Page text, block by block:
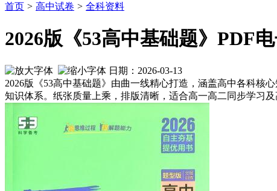
首页 > 高中试卷 > 全科资料
2026版《53高中基础题》PDF
日期：2026-03-13
2026版《53高中基础题》由曲一线精心打造，涵盖高中各科核
知识体系。纸张质量上乘，排版清晰，适合高一高二同步学习